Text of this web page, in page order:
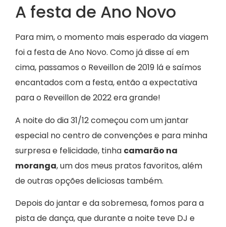
A festa de Ano Novo
Para mim, o momento mais esperado da viagem
foi a festa de Ano Novo. Como já disse aí em
cima, passamos o Reveillon de 2019 lá e saímos
encantados com a festa, então a expectativa
para o Reveillon de 2022 era grande!
A noite do dia 31/12 começou com um jantar
especial no centro de convenções e para minha
surpresa e felicidade, tinha camarão na
moranga, um dos meus pratos favoritos, além
de outras opções deliciosas também.
Depois do jantar e da sobremesa, fomos para a
pista de dança, que durante a noite teve DJ e